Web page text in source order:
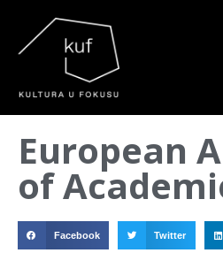
European
of
Facebook Twitter
▼
▼